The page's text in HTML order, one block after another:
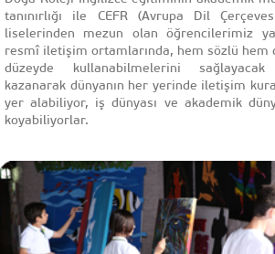
tanınırlığı ile CEFR (Avrupa Dil
liselerinden mezun olan öğrencilerimiz
resmî iletişim ortamlarında, hem sözlü hem
düzeyde kullanabilmelerini
kazanarak dünyanın her yerinde iletişim
yer alabiliyor, iş dünyası ve akademik
koyabiliyorlar.